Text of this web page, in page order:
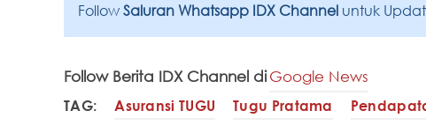
Follow Saluran Whatsapp IDX Channel untuk
Follow Berita IDX Channel diGoogle News
TAG: Asuransi TUGU Tugu Pratama